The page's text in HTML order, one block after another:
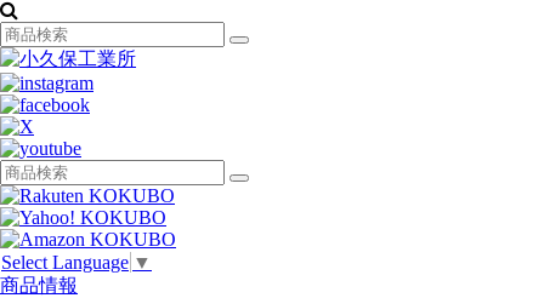
Select Language ▼
商品情報